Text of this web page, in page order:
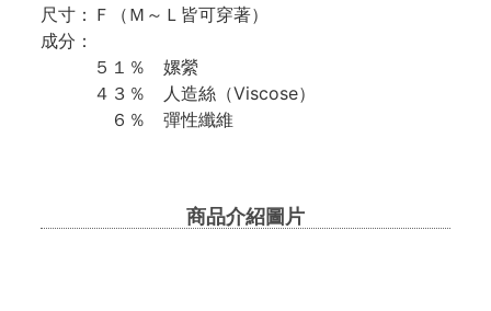
尺寸：Ｆ（Ｍ～Ｌ皆可穿著）
成分：
５１％ 嫘縈
４３％ 人造絲（Viscose）
６％ 彈性纖維
商品介紹圖片